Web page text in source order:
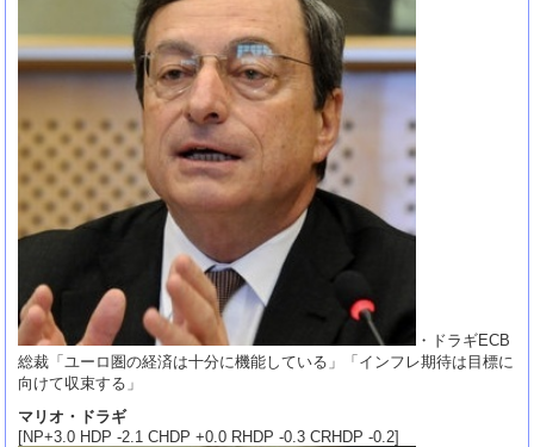
・ドラギECB
総裁「ユーロ圏の経済は十分に機能している」「インフレ期待は目標に
向けて収束する」
マリオ・ドラギ
[NP+3.0 HDP -2.1 CHDP +0.0 RHDP -0.3 CRHDP -0.2]